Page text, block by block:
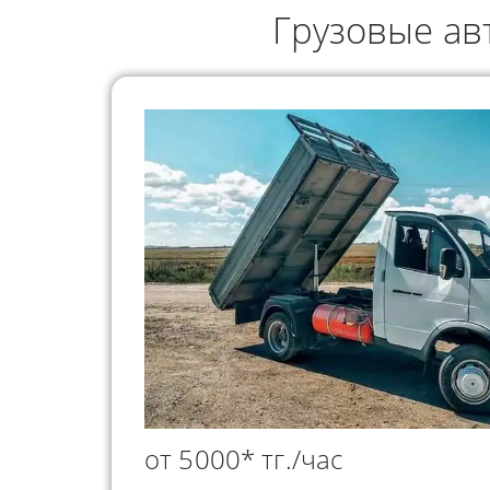
ИНДИВИДУАЛЬНЫЕ
ГРУЗОПЕРЕВОЗКИ
КОНТЕЙНЕРНЫЕ
ПЕРЕВОЗКИ
Грузовые
от 5000* тг./час